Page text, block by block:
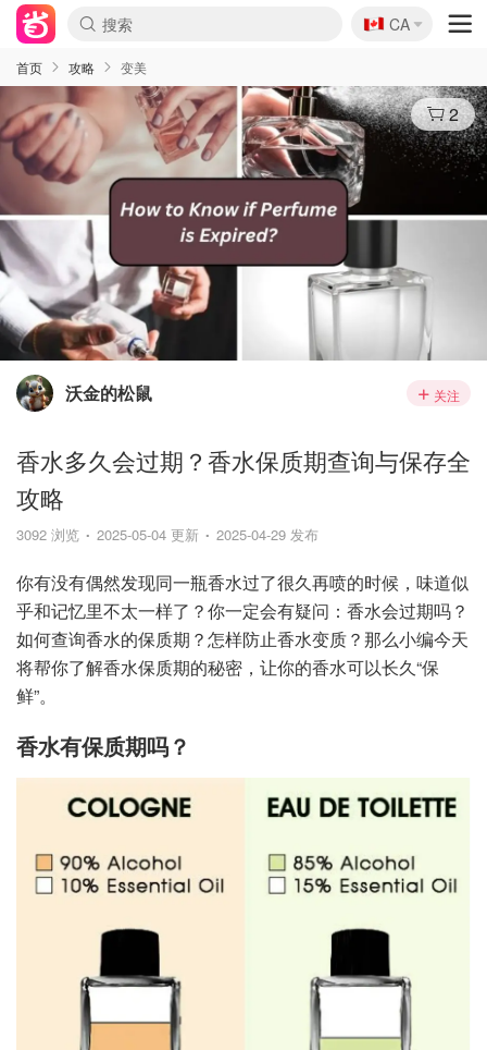
🇨🇦
CA
首页 攻略 变美
2
沃金的松鼠 关注
香水多久会过期？香水保质期查询与保存全
攻略
3092 浏览 2025-05-04 更新 2025-04-29 发布
你有没有偶然发现同一瓶香水过了很久再喷的时候，味道似
乎和记忆里不太一样了？你一定会有疑问：香水会过期吗？
如何查询香水的保质期？怎样防止香水变质？那么小编今天
将帮你了解香水保质期的秘密，让你的香水可以长久“保
鲜”。
香水有保质期吗？